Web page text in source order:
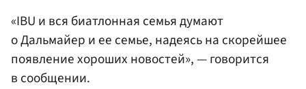
«IBU и вся биатлонная семья думают
о Дальмайер и ее семье, надеясь на скорейшее
появление хороших новостей», — говорится
в сообщении.